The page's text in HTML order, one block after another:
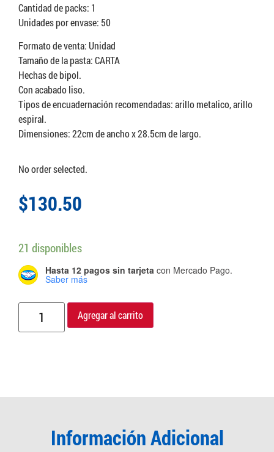
Cantidad de packs: 1
Unidades por envase: 50
Formato de venta: Unidad
Tamaño de la pasta: CARTA
Hechas de bipol.
Con acabado liso.
Tipos de encuadernación recomendadas: arillo metalico, arillo
espiral.
Dimensiones: 22cm de ancho x 28.5cm de largo.
No order selected.
$130.50
21 disponibles
Hasta 12 pagos sin tarjeta con Mercado Pago.
Saber más
Agregar al carrito
Información Adicional